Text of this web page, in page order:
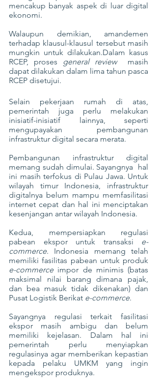
mencakup banyak aspek di luar digital
ekonomi.
Walaupun demikian, amandemen
terhadap klausul-klausul tersebut masih
mungkin untuk dilakukan.Dalam kasus
RCEP, proses general review
masih
dapat dilakukan dalam lima tahun pasca
RCEP disetujui.
Selain pekerjaan rumah di atas,
pemerintah juga perlu melakukan
inisiatif-inisiatif lainnya, seperti
mengupayakan pembangunan
infrastruktur digital secara merata.
Pembangunan infrastruktur digital
memang sudah dimulai. Sayangnya  hal
ini masih terfokus di Pulau Jawa. Untuk
wilayah timur Indonesia, infrastruktur
digitalnya belum mampu memfasilitasi
internet cepat dan hal ini menciptakan
kesenjangan antar wilayah Indonesia.
Kedua, mempersiapkan regulasi
pabean ekspor untuk transaksi e-
commerce. Indonesia memang telah
e-commerce impor de minimis (batas
maksimal nilai barang dimana pajak,
dan bea masuk tidak dikenakan) dan
Pusat Logistik Berikat e-commerce.
Sayangnya regulasi terkait fasilitasi
ekspor masih ambigu dan belum
memiliki kejelasan. Dalam hal ini
pemerintah perlu menyiapkan
regulasinya agar memberikan kepastian
kepada pelaku UMKM yang ingin
mengekspor produknya.